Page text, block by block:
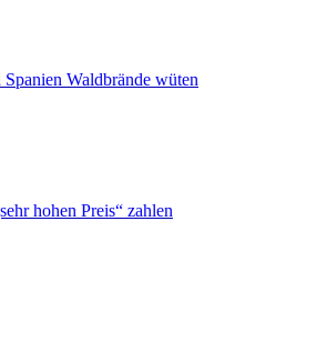
Waldbrände wüten
hohen Preis“ zahlen